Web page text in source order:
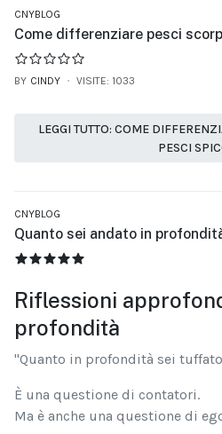
CNYBLOG
Come differenziare pesci
BY CINDY VISITE: 1033
LEGGI TUTTO: COME
PESCI
CNYBLOG
Quanto sei andato in
VALUTAZIONE ATTUALE:
Riflessioni
profondità
"Quanto in profondità sei
È una questione di contatori.
Ma è anche una questione di